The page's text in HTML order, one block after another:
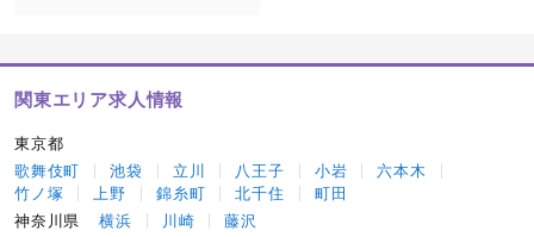
関東エリア求人情報
東京都
歌舞伎町
池袋 立川 八王子 小岩
六本木
竹ノ塚
上野 錦糸町 北千住
町田
神奈川県
横浜 川崎
藤沢